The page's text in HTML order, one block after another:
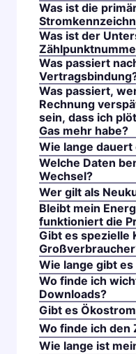
Was ist die
Was ist der
Was passiert
Was passiert,
Rechnung
sein, dass ich
Gas mehr habe?
Wie lange
Welche Daten
Wechsel?
Wer gilt als
Bleibt mein
funktioniert die
Gibt es spezielle
Wie lange gibt
Wo finde ich
Downloads?
Gibt es
Wo finde ich den
Wie lange ist